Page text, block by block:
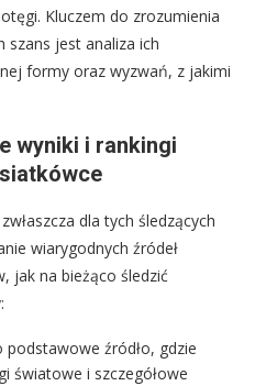
Kluczem do zrozumienia
szans jest analiza ich
formy oraz wyzwań, z jakimi
wyniki i rankingi
dla tych śledzących
wiarygodnych źródeł
jak na bieżąco śledzić
podstawowe źródło, gdzie
światowe i szczegółowe